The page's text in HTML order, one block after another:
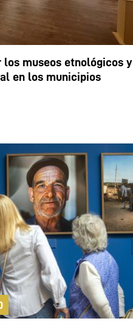
los museos etnológicos y
en los municipios